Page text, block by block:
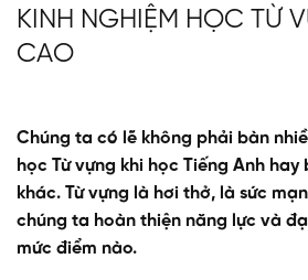
KINH NGHIỆM HỌC TỪ
CAO
Chúng ta có lẽ không phải bàn
học Từ vựng khi học Tiếng Anh
khác. Từ vựng là hơi thở, là sức
chúng ta hoàn thiện năng lực và
mức điểm nào.